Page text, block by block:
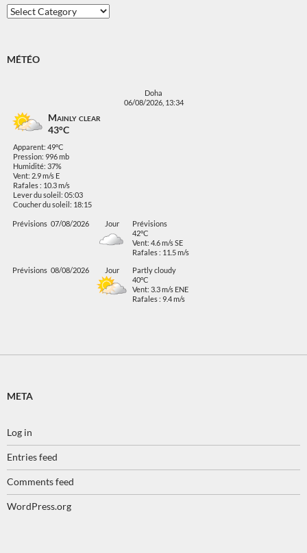
Categories
MÉTÉO
Doha
06/08/2026, 13:34
Mainly clear
43°C
Apparent: 49°C
Pression: 996 mb
Humidité: 37%
Vent: 2.9 m/s E
Rafales : 10.3 m/s
Lever du soleil: 05:03
Coucher du soleil: 18:15
Prévisions 07/08/2026 Jour
Prévisions
42°C
Vent: 4.6 m/s SE
Rafales : 11.5 m/s
Prévisions 08/08/2026 Jour
Partly cloudy
40°C
Vent: 3.3 m/s ENE
Rafales : 9.4 m/s
META
Log in
Entries feed
Comments feed
WordPress.org